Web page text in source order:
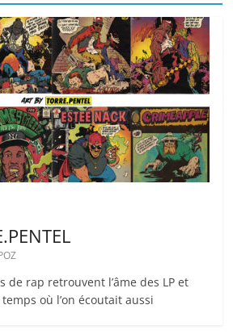
de rap retrouvent l’âme des LP et
où l’on écoutait aussi